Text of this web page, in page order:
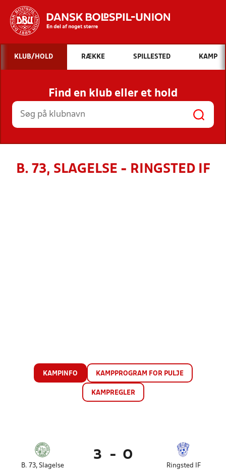
Hvad vil du søge efter?
INDHOLD OG NYHEDER
STILLINGER, RESULTATER, KLUBBER OG
HOLD
KLUB/HOLD RÆKKE SPILLESTED KAMP
Find en klub eller et hold
B. 73, SLAGELSE - RINGSTED IF
KAMPINFO KAMPPROGRAM FOR PULJE
KAMPREGLER
B. 73, Slagelse
3 - 0
Ringsted IF